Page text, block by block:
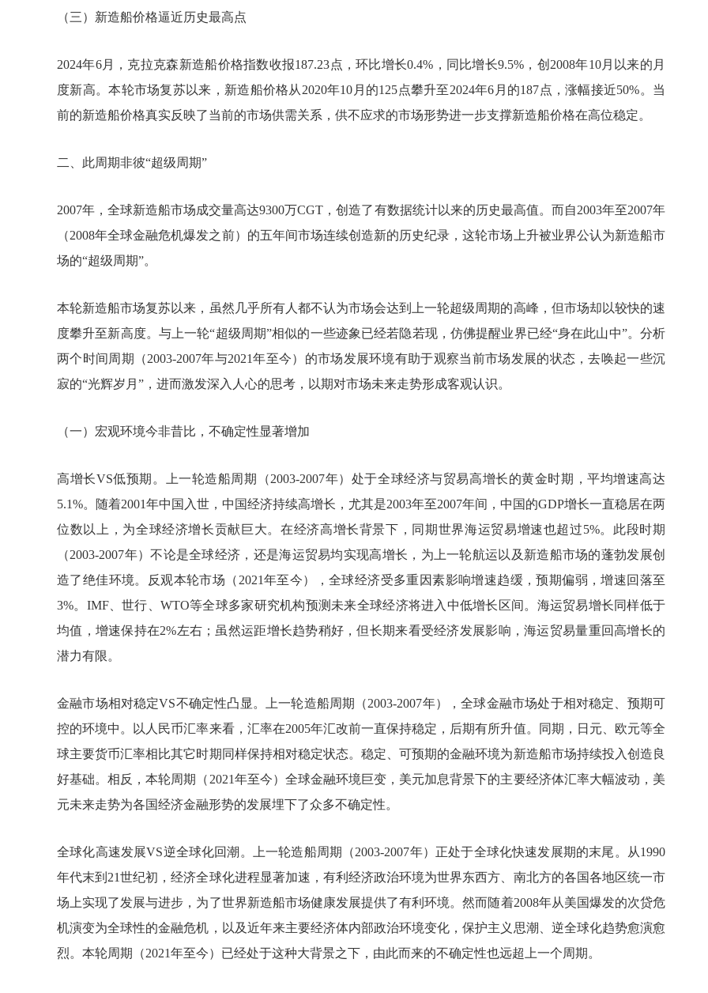
（三）新造船价格逼近历史最高点
2024年6月，克拉克森新造船价格指数收报187.23点，环比增长0.4%，同比增长9.5%，创2008年10月以来的月
度新高。本轮市场复苏以来，新造船价格从2020年10月的125点攀升至2024年6月的187点，涨幅接近50%。当
前的新造船价格真实反映了当前的市场供需关系，供不应求的市场形势进一步支撑新造船价格在高位稳定。
二、此周期非彼“超级周期”
2007年，全球新造船市场成交量高达9300万CGT，创造了有数据统计以来的历史最高值。而自2003年至2007年
（2008年全球金融危机爆发之前）的五年间市场连续创造新的历史纪录，这轮市场上升被业界公认为新造船市
场的“超级周期”。
本轮新造船市场复苏以来，虽然几乎所有人都不认为市场会达到上一轮超级周期的高峰，但市场却以较快的速
度攀升至新高度。与上一轮“超级周期”相似的一些迹象已经若隐若现，仿佛提醒业界已经“身在此山中”。分析
两个时间周期（2003-2007年与2021年至今）的市场发展环境有助于观察当前市场发展的状态，去唤起一些沉
寂的“光辉岁月”，进而激发深入人心的思考，以期对市场未来走势形成客观认识。
（一）宏观环境今非昔比，不确定性显著增加
高增长VS低预期。上一轮造船周期（2003-2007年）处于全球经济与贸易高增长的黄金时期，平均增速高达
5.1%。随着2001年中国入世，中国经济持续高增长，尤其是2003年至2007年间，中国的GDP增长一直稳居在两
位数以上，为全球经济增长贡献巨大。在经济高增长背景下，同期世界海运贸易增速也超过5%。此段时期
（2003-2007年）不论是全球经济，还是海运贸易均实现高增长，为上一轮航运以及新造船市场的蓬勃发展创
造了绝佳环境。反观本轮市场（2021年至今），全球经济受多重因素影响增速趋缓，预期偏弱，增速回落至
3%。IMF、世行、WTO等全球多家研究机构预测未来全球经济将进入中低增长区间。海运贸易增长同样低于
均值，增速保持在2%左右；虽然运距增长趋势稍好，但长期来看受经济发展影响，海运贸易量重回高增长的
潜力有限。
金融市场相对稳定VS不确定性凸显。上一轮造船周期（2003-2007年），全球金融市场处于相对稳定、预期可
控的环境中。以人民币汇率来看，汇率在2005年汇改前一直保持稳定，后期有所升值。同期，日元、欧元等全
球主要货币汇率相比其它时期同样保持相对稳定状态。稳定、可预期的金融环境为新造船市场持续投入创造良
好基础。相反，本轮周期（2021年至今）全球金融环境巨变，美元加息背景下的主要经济体汇率大幅波动，美
元未来走势为各国经济金融形势的发展埋下了众多不确定性。
全球化高速发展VS逆全球化回潮。上一轮造船周期（2003-2007年）正处于全球化快速发展期的末尾。从1990
年代末到21世纪初，经济全球化进程显著加速，有利经济政治环境为世界东西方、‌南北方的各国各地区统一市
场上实现了发展与进步，为了世界新造船市场健康发展‌提供了有利环境。然而随着‌2008年从美国爆发的次贷危
机演变为全球性的金融危机，以及近年来主要经济体内部政治环境变化，保护主义思潮、逆全球化趋势愈演愈
烈。本轮周期（2021年至今）已经处于这种大背景之下，由此而来的不确定性也远超上一个周期。